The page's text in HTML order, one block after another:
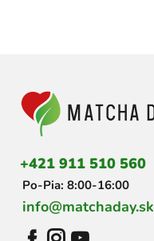
+421 911 510 560
Po-Pia: 8:00-16:00
info@matchaday.sk